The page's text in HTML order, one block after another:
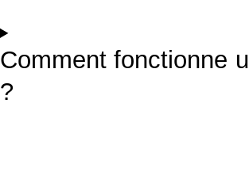
Comment fonctionne
?